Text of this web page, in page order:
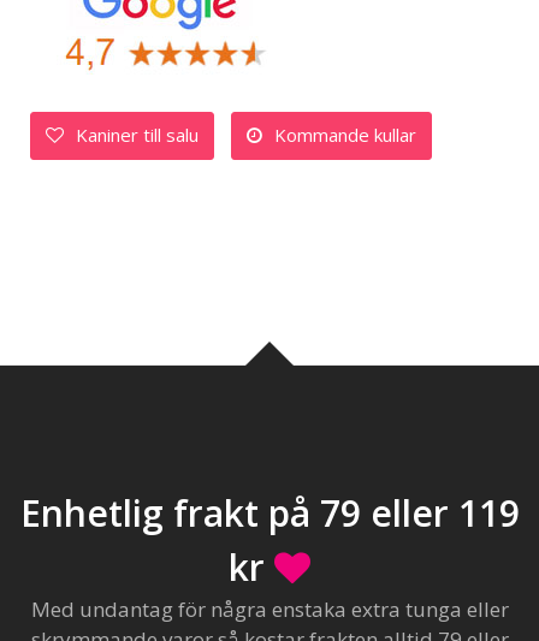
Kaniner till salu Kommande kullar
Enhetlig frakt på 79 eller 119
kr
Med undantag för några enstaka extra tunga eller